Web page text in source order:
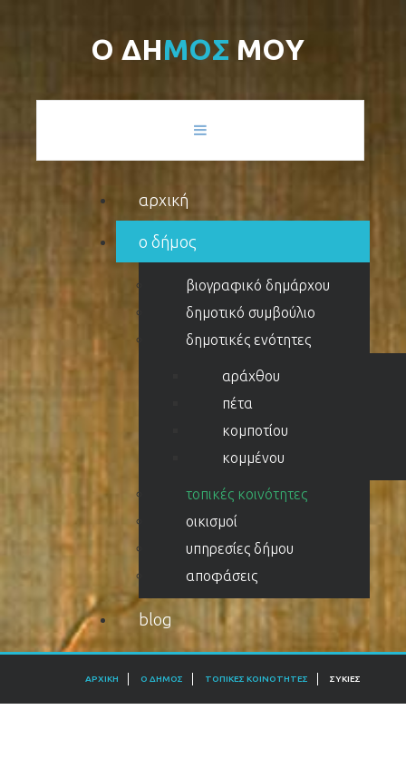
Ο ΔΗΜΟΣ ΜΟΥ
αρχική
ο δήμος
βιογραφικό δημάρχου
δημοτικό συμβούλιο
δημοτικές ενότητες
αράχθου
πέτα
κομποτίου
κομμένου
τοπικές κοινότητες
οικισμοί
υπηρεσίες δήμου
αποφάσεις
blog
ΑΡΧΙΚΉ Ο ΔΉΜΟΣ ΤΟΠΙΚΈΣ ΚΟΙΝΌΤΗΤΕΣ ΣΥΚΙΈΣ